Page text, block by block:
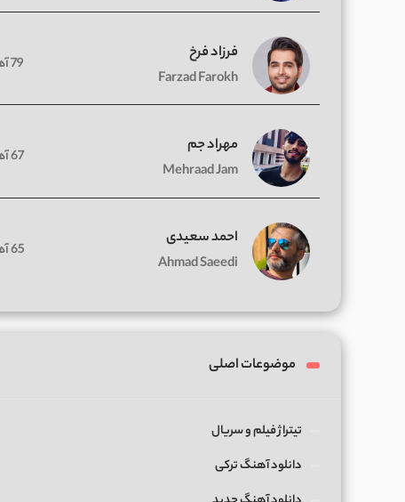
فرزاد فرخ
Farzad Farokh
79 آهنگ
مهراد جم
Mehraad Jam
67 آهنگ
احمد سعیدی
Ahmad Saeedi
65 آهنگ
موضوعات اصلی
تیتراژ فیلم و سریال
دانلود آهنگ ترکی